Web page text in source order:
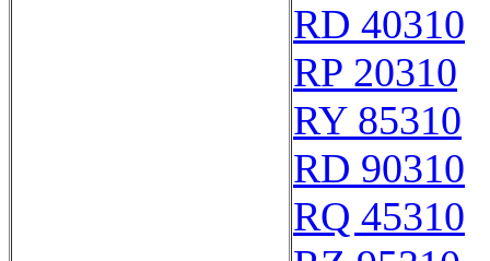
RD 40310
RP 20310
RY 85310
RD 90310
RQ 45310